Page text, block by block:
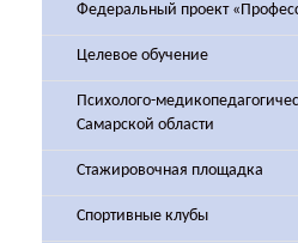
Федеральный проект
Целевое обучение
Психолого-
Самарской области
Стажировочная площадка
Спортивные клубы